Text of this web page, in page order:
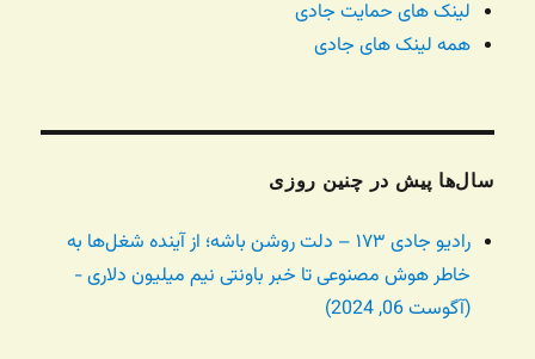
لینک های حمایت جادی
همه لینک های جادی
سال‌ها پیش در چنین روزی
رادیو جادی ۱۷۳ – دلت روشن باشه؛ از آینده شغل‌ها به
خاطر هوش مصنوعی تا خبر باونتی نیم میلیون دلاری -
(آگوست 06, 2024)